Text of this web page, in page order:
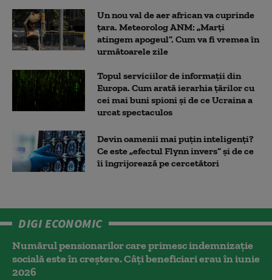
Un nou val de aer african va cuprinde
țara. Meteorolog ANM: „Marți
atingem apogeul”. Cum va fi vremea în
următoarele zile
Topul serviciilor de informații din
Europa. Cum arată ierarhia țărilor cu
cei mai buni spioni și de ce Ucraina a
urcat spectaculos
Devin oamenii mai puțin inteligenți?
Ce este „efectul Flynn invers” și de ce
îi îngrijorează pe cercetători
DIGI ECONOMIC
Numărul pensionarilor care primesc indemnizaţie
socială este în creștere. Câți beneficiari erau în iunie
2026